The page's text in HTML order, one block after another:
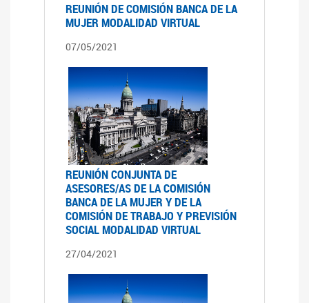
REUNIÓN DE COMISIÓN BANCA DE LA
MUJER MODALIDAD VIRTUAL
07/05/2021
REUNIÓN CONJUNTA DE
ASESORES/AS DE LA COMISIÓN
BANCA DE LA MUJER Y DE LA
COMISIÓN DE TRABAJO Y PREVISIÓN
SOCIAL MODALIDAD VIRTUAL
27/04/2021